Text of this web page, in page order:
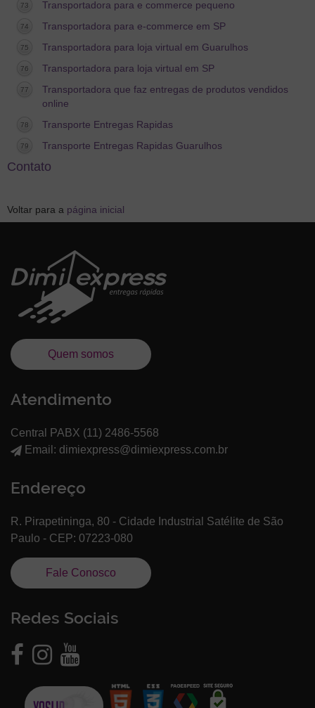
Transportadora para e commerce pequeno
Transportadora para e-commerce em SP
Transportadora para loja virtual em Guarulhos
Transportadora para loja virtual em SP
Transportadora que faz entregas de produtos vendidos
online
Transporte Entregas Rapidas
Transporte Entregas Rapidas Guarulhos
Contato
Voltar para a página inicial
Quem somos
Atendimento
Central PABX (11) 2486-5568
Email: dimiexpress@dimiexpress.com.br
Endereço
R. Pirapetininga, 80 - Cidade Industrial Satélite de São
Paulo - CEP: 07223-080
Fale Conosco
Redes Sociais